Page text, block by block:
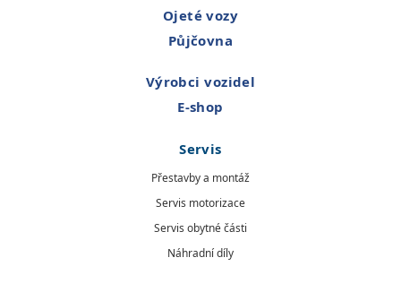
Ojeté vozy
Půjčovna
Výrobci vozidel
E-shop
Servis
Přestavby a montáž
Servis motorizace
Servis obytné části
Náhradní díly